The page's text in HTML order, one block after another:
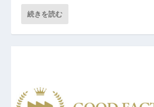
続きを読む